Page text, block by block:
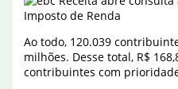
Ao todo, 120.039
milhões. Desse total, R$
contribuintes com